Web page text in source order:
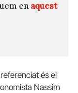
en aquest
és el
Nassim